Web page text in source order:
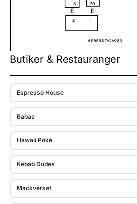
1
2
3
70
E
E
H E RR ES TAVÄGEN
Butiker & Restauranger
Espresso House
Babas
Hawaii Poké
Kebab Dudes
Mackverket